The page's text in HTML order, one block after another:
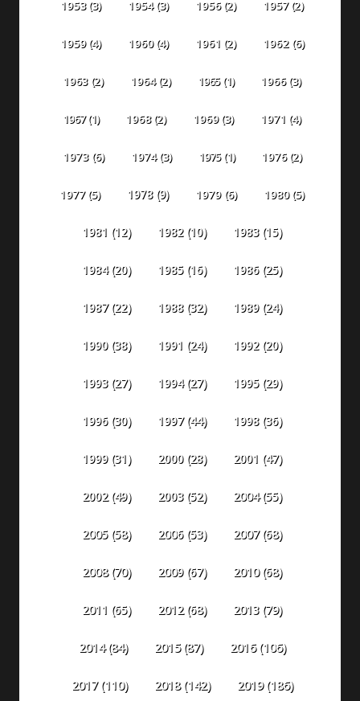
1953(3) 1954(3) 1956(2) 1957(2)
1959(4) 1960(4) 1961 (2) 1962(6)
1963 (2) 1964(2) 1965(1) 1966(3)
1967(1) 1968(2) 1969(3) 1971 (4)
1973(6) 1974(3) 1975(1) 1976(2)
1977(5) 1978(9) 1979(6) 1980(5)
1981 (12) 1982(10) 1983(15)
1984(20) 1985(16) 1986(25)
1987(22) 1988(32) 1989(24)
1990(38) 1991 (24) 1992(20)
1993(27) 1994(27) 1995(29)
1996(30) 1997(44) 1998(36)
1999(31) 2000(28) 2001 (47)
2002(49) 2003(52) 2004(55)
2005(58) 2006(53) 2007(68)
2008(70) 2009(67) 2010(68)
2011 (65) 2012(68) 2013(79)
2014(84) 2015(87) 2016(106)
2017(110) 2018(142) 2019(186)